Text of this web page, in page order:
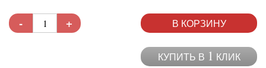
- + В КОРЗИНУ
КУПИТЬ В 1 КЛИК